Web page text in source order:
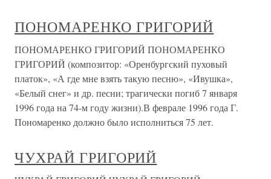
ПОНОМАРЕНКО ГРИГОРИЙ
ПОНОМАРЕНКО ГРИГОРИЙ ПОНОМАРЕНКО
ГРИГОРИЙ (композитор: «Оренбургский пуховый
платок», «А где мне взять такую песню», «Ивушка»,
«Белый снег» и др. песни; трагически погиб 7 января
1996 года на 74-м году жизни).В феврале 1996 года Г.
Пономаренко должно было исполниться 75 лет.
ЧУХРАЙ ГРИГОРИЙ